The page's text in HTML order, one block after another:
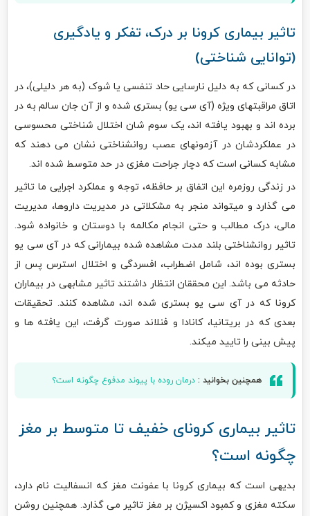
تاثیر بیماری کرونا بر درک، تفکر و یادگیری
(توانایی شناختی)
در کسانی که به دلیل نارسایی حاد تنفسی یا شوک (به هر دلیلی)، در
اتاق مراقبتهای ویژه (آی سی یو) بستری شده و از آن جان سالم به در
برده اند و بهبود یافته اند، یک سوم شان اختلال شناختی محسوسی
در عملکردشان در آزمونهای عصب روانشناختی نشان می دهند که
مشابه کسانی است که دچار جراحت مغزی در حد متوسط شده اند.
در زندگی روزمره این اتفاق بر حافظه، توجه و عملکرد اجرایی ما تاثیر
می گذارد و میتواند منجر به مشکلاتی در مدیریت داروها، مدیریت
مالی، درک مطالب و حتی انجام مکالمه با دوستان و خانواده شود.
تاثیر روانشناختی بلند مدت مشاهده شده بیمارانی که در آی سی یو
بستری بوده اند، شامل اضطراب، افسردگی و اختلال استرس پس از
حادثه می باشد. این محققان انتظار داشتند تاثیر مشابهی در بیماران
کرونا که در آی سی یو بستری شده اند، مشاهده کنند. تحقیقات
بعدی که در بریتانیا، کانادا و فنلاند صورت گرفت، این یافته ها و
پیش بینی را تایید میکند.
همچنین بخوانید : درمان روده با پیوند مدفوع چگونه است؟
تاثیر بیماری کرونای خفیف تا متوسط بر مغز
چگونه است؟
بدیهی است که بیماری کرونا با عفونت مغز که انسفالیت نام دارد،
سکته مغزی و کمبود اکسیژن بر مغز تاثیر می گذارد. همچنین روشن